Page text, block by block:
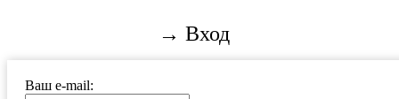
→ Вход
Ваш e-mail: